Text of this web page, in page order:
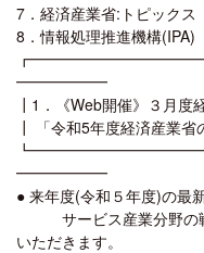
7．経済産業省:トピックス
8．情報処理推進機構(IPA)
━━━━━━
┃1．《Web開催》３月度
┃ 「令和5年度経済産業省
━━━━━━
● 来年度(令和５年度)の最
サービス産業分野の戦
いただきます。